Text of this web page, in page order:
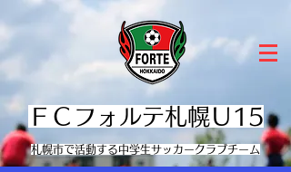
ＦＣフォルテ札幌Ｕ15
​札幌市で活動する中学生サッカークラブチーム